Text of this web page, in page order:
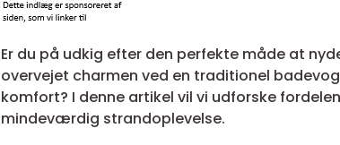
Er du på udkig efter den perfekte måde at
overvejet charmen ved en traditionel
komfort? I denne artikel vil vi udforske
mindeværdig strandoplevelse.